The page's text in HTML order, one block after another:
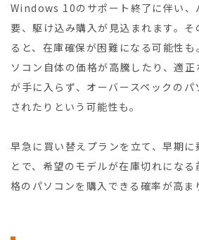
Windows 10のサポート終了に伴い、
要、駆け込み購入が見込まれます。
ると、在庫確保が困難になる可能性
ソコン自体の価格が高騰したり、適
が手に入らず、オーバースペックのパ
されたりという可能性も。
早急に買い替えプランを立て、早期
とで、希望のモデルが在庫切れにな
格のパソコンを購入できる確率が高ま